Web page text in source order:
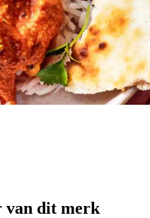
van dit merk